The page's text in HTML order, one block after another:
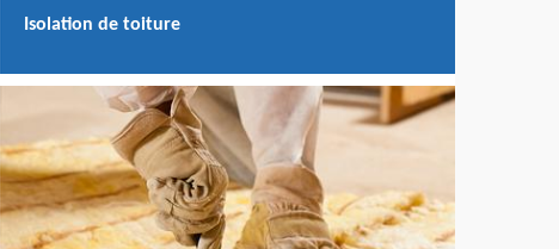
Isolation de toiture